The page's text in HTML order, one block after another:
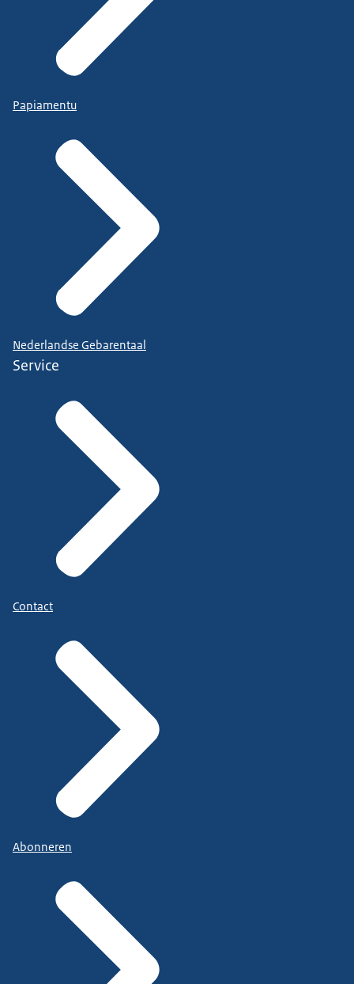
Papiamentu
Nederlandse Gebarentaal
Service
Contact
Abonneren